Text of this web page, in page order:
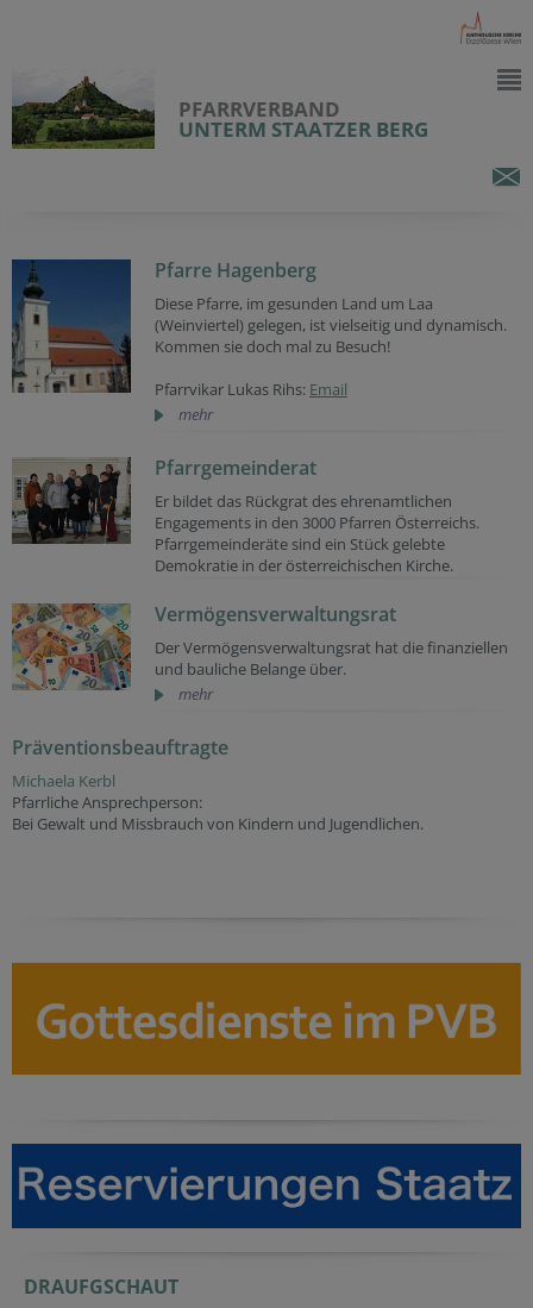
PFARRVERBAND
UNTERM STAATZER BERG
Pfarre Hagenberg
Diese Pfarre, im gesunden Land um Laa
(Weinviertel) gelegen, ist vielseitig und dynamisch.
Kommen sie doch mal zu Besuch!
Pfarrvikar Lukas Rihs: Email
mehr
Pfarrgemeinderat
Er bildet das Rückgrat des ehrenamtlichen
Engagements in den 3000 Pfarren Österreichs.
Pfarrgemeinderäte sind ein Stück gelebte
Demokratie in der österreichischen Kirche.
Vermögensverwaltungsrat
Der Vermögensverwaltungsrat hat die finanziellen
und bauliche Belange über.
mehr
Präventionsbeauftragte
Michaela Kerbl
Pfarrliche Ansprechperson:
Bei Gewalt und Missbrauch von Kindern und Jugendlichen.
DRAUFGSCHAUT